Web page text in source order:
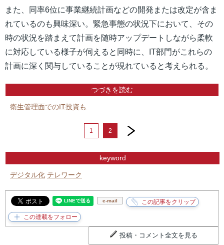
また、同率6位に事業継続計画などの開発または改定が含ま
れているのも興味深い。緊急事態の状況下において、その
時の状況を踏まえて計画を随時アップデートしながら柔軟
に対応している様子が伺えると同時に、IT部門がこれらの
計画に深く関与していることが現れていると考えられる。
つづきを読む
衛生管理面でのIT投資も
1 2
next
keyword
デジタル化 テレワーク
e-mail
投稿・コメント全文を見る